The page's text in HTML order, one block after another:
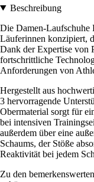
Beschreibung
Die Damen-Laufschuhe
Läuferinnen konzipiert,
Dank der Expertise von
fortschrittliche
Anforderungen von
Hergestellt aus
3 hervorragende
Obermaterial sorgt für
bei intensiven
außerdem über eine
Schaums, der Stöße
Reaktivität bei jedem
Zu den